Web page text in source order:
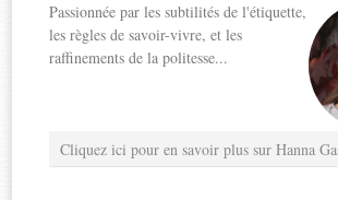
Passionnée par les subtilités de l'étiquette,
les règles de savoir-vivre, et les
raffinements de la politesse...
Cliquez ici pour en savoir plus sur Hanna